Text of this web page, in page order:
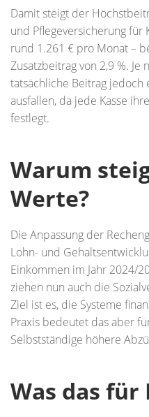
Damit steigt der
und Pflegeversicherung für
rund 1.261 € pro Monat –
Zusatzbeitrag von 2,9 %. Je
tatsächliche Beitrag
ausfallen, da jede Kasse
festlegt.
Warum
Werte?
Die Anpassung der
Lohn- und
Einkommen im Jahr 2024/
ziehen nun auch die
Ziel ist es, die Systeme
Praxis bedeutet das aber
Selbstständige höhere
Was das